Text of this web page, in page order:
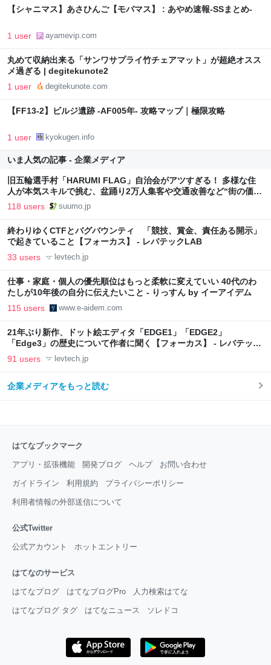
【シャニマス】あさひんご【モバマス】 : あやめ速報-SSまとめ-
1 user ayamevip.com
丸めて収納出来る「サンワサプライ竹チェアマット」が超絶オスス
メ過ぎる | degitekunote2
1 user degitekunote.com
【FF13-2】ビルジ遺跡 -AF005年- 攻略マップ｜極限攻略
1 user kyokugen.info
いま人気の記事 - 企業メディア
旧五輪選手村「HARUMI FLAG」自治会がアツすぎる！ 多様な住
人が本気スキルで挑む、盆踊り2万人集客や交通改善など“街の価値
向上”戦略 東京・中央区
118 users suumo.jp
終わりゆくCTFとバグバウンティ 「競技、賞金、責任ある開示」
で起きていること【フォーカス】 - レバテックLAB
33 users levtech.jp
仕事・家庭・個人の優先順位はもっと柔軟に変えていい 40代のわ
たしが10年後の自分に伝えたいこと - りっすん by イーアイデム
115 users www.e-aidem.com
21年ぶり新作、ドット絵エディタ「EDGE1」「EDGE2」
「Edge3」の歴史について作者に聞く【フォーカス】 - レバテック
LAB
91 users levtech.jp
企業メディアをもっと読む
はてなブックマーク
アプリ・拡張機能 開発ブログ ヘルプ お問い合わせ
ガイドライン 利用規約 プライバシーポリシー
利用者情報の外部送信について
公式Twitter
公式アカウント ホットエントリー
はてなのサービス
はてなブログ はてなブログPro 人力検索はてな
はてなブログ タグ はてなニュース ソレドコ